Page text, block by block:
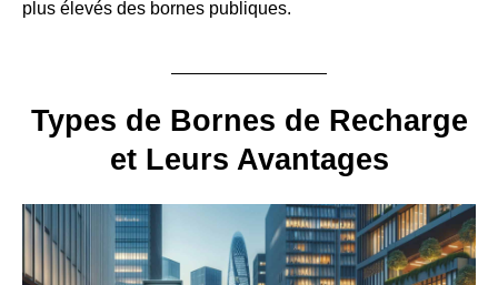
plus élevés des bornes publiques.
Types de Bornes de Recharge
et Leurs Avantages